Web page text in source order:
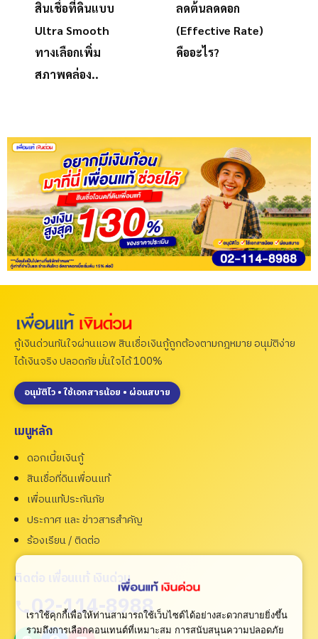
สินเชื่อที่ดินแบบ
Ultra Smooth
ทางเลือกเพิ่ม
สภาพคล่อง..
ลดต้นลดดอก
(Effective Rate)
คืออะไร?
กู้เงินด่วนทันใจผ่านแอพ สินเชื่อเงินกู้ถูกต้องตามกฎหมาย อนุมัติง่าย
ได้เงินจริง ปลอดภัย มั่นใจได้ 100%
อนุมัติไว • ใช้เอกสารน้อย • ผ่อนสบาย
เมนูหลัก
ดอกเบี้ยเงินกู้
สินเชื่อที่ดินเพื่อนแท้
เพื่อนแท้ประกันภัย
ประกาศ และ ข่าวสารสำคัญ
ร้องเรียน / ติดต่อ
ติดต่อ เพื่อนแท้ เงินด่วน
02-114-8988
เราใช้คุกกี้เพื่อให้ท่านสามารถใช้เว็บไซต์ได้อย่างสะดวกสบายยิ่งขึ้น
รวมถึงการเลือกคอนเทนต์ที่เหมาะสม การสนับสนุนความปลอดภัย